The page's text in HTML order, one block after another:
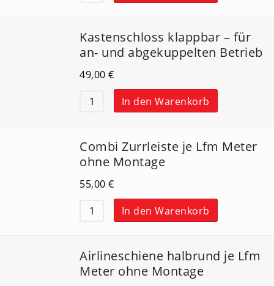
Kastenschloss klappbar – für
an- und abgekuppelten Betrieb
49,00 €
In den Warenkorb
Combi Zurrleiste je Lfm Meter
ohne Montage
55,00 €
In den Warenkorb
Airlineschiene halbrund je Lfm
Meter ohne Montage